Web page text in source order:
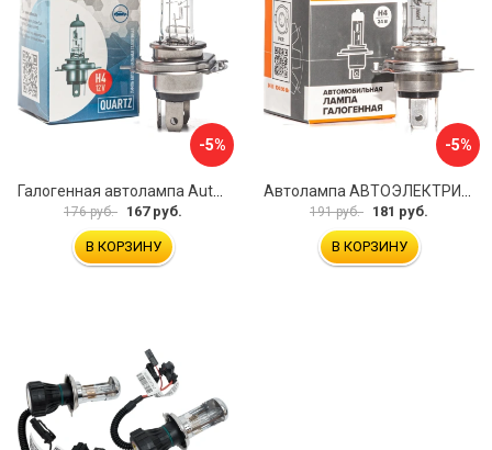
-5%
176 руб. 167 руб.
В КОРЗИНУ
-5%
191 руб. 181 руб.
В КОРЗИНУ